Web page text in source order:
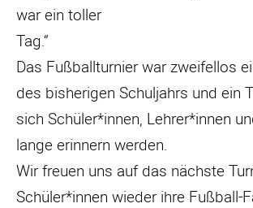
war ein toller
Tag.“
Das Fußballturnier war zweifellos
des bisherigen Schuljahrs und ein
sich Schüler*innen, Lehrer*innen
lange erinnern werden.
Wir freuen uns auf das nächste
Schüler*innen wieder ihre Fußball-